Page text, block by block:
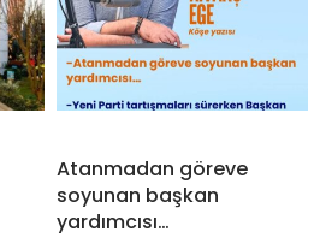
Atanmadan göreve
soyunan başkan
yardımcısı…